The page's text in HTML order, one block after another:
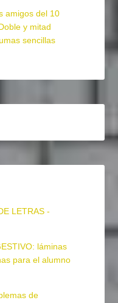
amigos del 10
y mitad
sencillas
LETRAS -
láminas
para el alumno
de